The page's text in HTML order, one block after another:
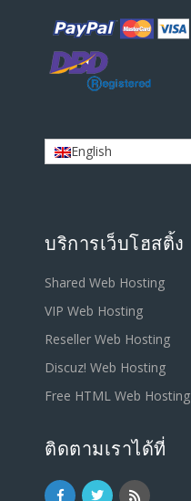
English
บริการเว็บโฮสติ้ง
Shared Web Hosting
VIP Web Hosting
Reseller Web Hosting
Discuz! Web Hosting
Free HTML Web Hosting
ติดตามเราได้ที่